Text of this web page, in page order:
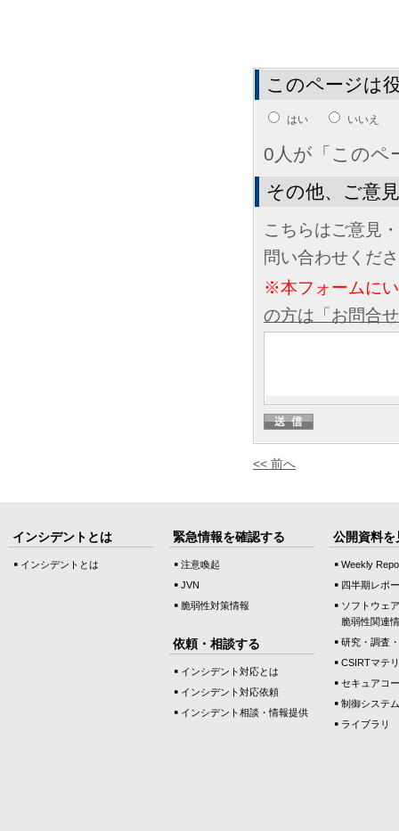
このページは
はい いいえ
0人が「このペ
その他、ご意
こちらはご意見
問い合わせくだ
※本フォームに
の方は「お問合
<< 前へ
インシデントとは
インシデントとは
緊急情報を確認する
注意喚起
JVN
脆弱性対策情報
依頼・相談する
インシデント対応とは
インシデント対応依頼
インシデント相談・情報提供
公開資料を
Weekly
四半期レポ
ソフトウェ
脆弱性関連
研究・調査
CSIRTマテ
セキュアコ
制御システ
ライブラリ